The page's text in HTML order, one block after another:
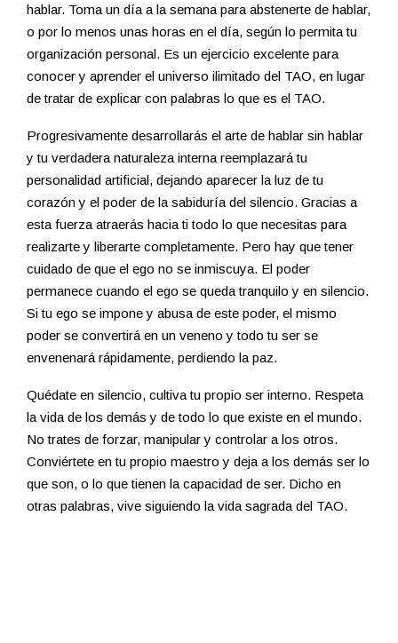
hablar. Toma un día a la semana para abstenerte de hablar,
o por lo menos unas horas en el día, según lo permita tu
organización personal. Es un ejercicio excelente para
conocer y aprender el universo ilimitado del TAO, en lugar
de tratar de explicar con palabras lo que es el TAO.
Progresivamente desarrollarás el arte de hablar sin hablar
y tu verdadera naturaleza interna reemplazará tu
personalidad artificial, dejando aparecer la luz de tu
corazón y el poder de la sabiduría del silencio. Gracias a
esta fuerza atraerás hacia ti todo lo que necesitas para
realizarte y liberarte completamente. Pero hay que tener
cuidado de que el ego no se inmiscuya. El poder
permanece cuando el ego se queda tranquilo y en silencio.
Si tu ego se impone y abusa de este poder, el mismo
poder se convertirá en un veneno y todo tu ser se
envenenará rápidamente, perdiendo la paz.
Quédate en silencio, cultiva tu propio ser interno. Respeta
la vida de los demás y de todo lo que existe en el mundo.
No trates de forzar, manipular y controlar a los otros.
Conviértete en tu propio maestro y deja a los demás ser lo
que son, o lo que tienen la capacidad de ser. Dicho en
otras palabras, vive siguiendo la vida sagrada del TAO.